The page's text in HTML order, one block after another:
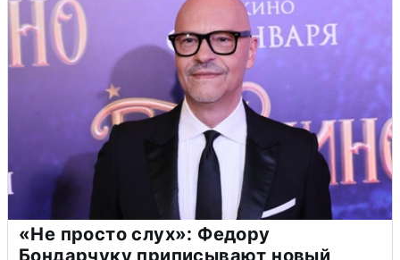
«Не просто слух»: Федору
Бондарчуку приписывают новый